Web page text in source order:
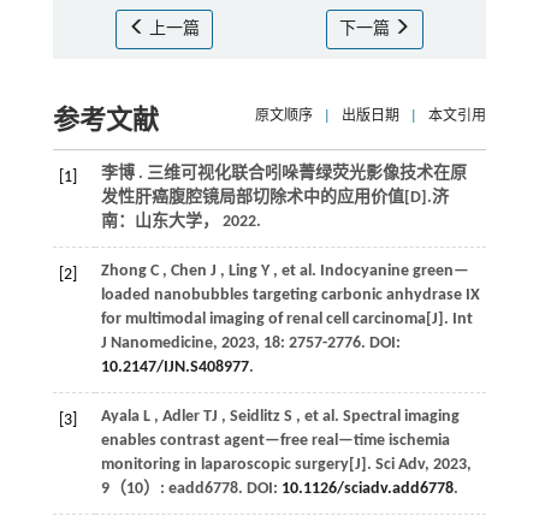
上一篇 下一篇
参考文献 原文顺序 出版日期 本文引用
[1]
李博 . 三维可视化联合吲哚菁绿荧光影像技术在原
发性肝癌腹腔镜局部切除术中的应用价值[D].济
南：山东大学， 2022.
[2] Zhong C , Chen J , Ling Y , et al. Indocyanine green—
loaded nanobubbles targeting carbonic anhydrase IX
for multimodal imaging of renal cell carcinoma[J]. Int
J Nanomedicine, 2023, 18: 2757-2776. DOI:
10.2147/IJN.S408977.
[3] Ayala L , Adler TJ , Seidlitz S , et al. Spectral imaging
enables contrast agent—free real—time ischemia
monitoring in laparoscopic surgery[J]. Sci Adv, 2023,
9（10）: eadd6778. DOI: 10.1126/sciadv.add6778.